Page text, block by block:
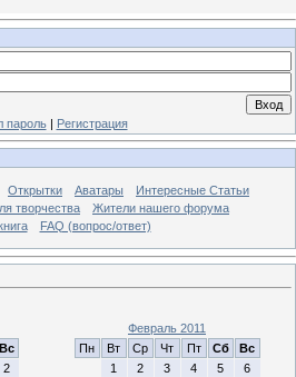
пароль| Регистрация
Открытки Аватары
Интересные Статьи
творчества
Жители нашего форума
FAQ (вопрос/ответ)
Вс
2
Февраль 2011
Пн
Вт Ср Чт Пт Сб
Вс
1
2 3 4 5
6